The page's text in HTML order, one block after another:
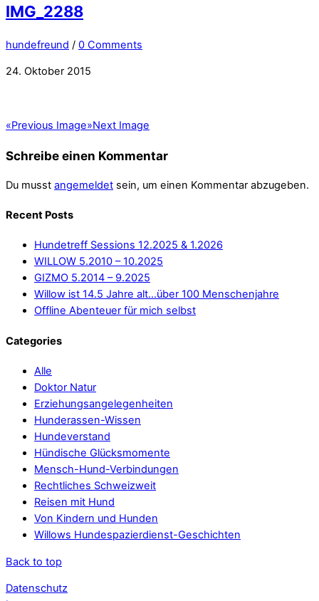
IMG_2288
hundefreund / 0 Comments
24. Oktober 2015
«Previous Image»Next Image
Schreibe einen Kommentar
Du musst angemeldet sein, um einen Kommentar abzugeben.
Recent Posts
Hundetreff Sessions 12.2025 & 1.2026
WILLOW 5.2010 – 10.2025
GIZMO 5.2014 – 9.2025
Willow ist 14.5 Jahre alt…über 100 Menschenjahre
Offline Abenteuer für mich selbst
Categories
Alle
Doktor Natur
Erziehungsangelegenheiten
Hunderassen-Wissen
Hundeverstand
Hündische Glücksmomente
Mensch-Hund-Verbindungen
Rechtliches Schweizweit
Reisen mit Hund
Von Kindern und Hunden
Willows Hundespazierdienst-Geschichten
Back to top
Datenschutz